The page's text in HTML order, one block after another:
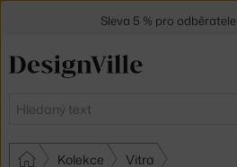
Hledat
Kolekce Vitra
Sleva 5 % pro odběratele